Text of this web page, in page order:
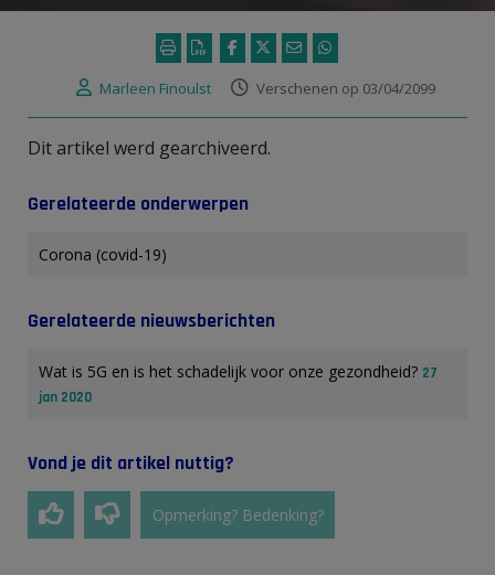
Marleen Finoulst Verschenen op 03/04/2099
Dit artikel werd gearchiveerd.
Gerelateerde onderwerpen
Corona (covid-19)
Gerelateerde nieuwsberichten
Wat is 5G en is het schadelijk voor onze gezondheid? 27
jan 2020
Vond je dit artikel nuttig?
Opmerking? Bedenking?